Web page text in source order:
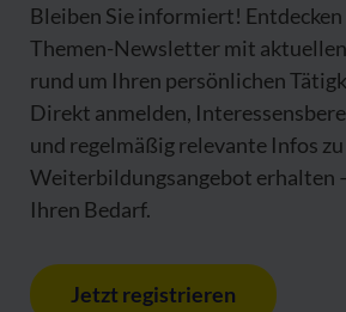
Bleiben Sie informiert! Entdecken
Themen-Newsletter mit
rund um Ihren persönlichen
Direkt anmelden,
und regelmäßig relevante Infos
Weiterbildungsangebot erhalten
Ihren Bedarf.
Jetzt registrieren